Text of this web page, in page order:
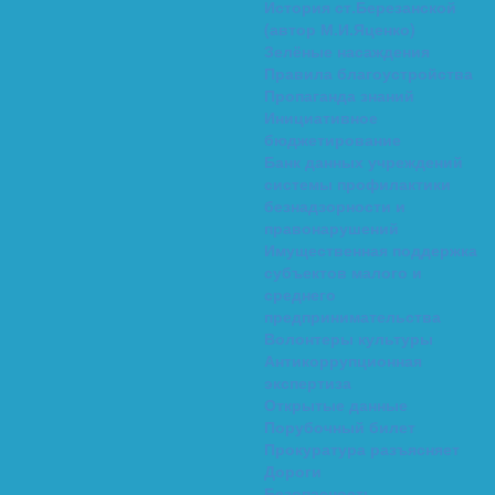
История ст.Березанской
(автор М.И.Яценко)
Зелёные насаждения
Правила благоустройства
Пропаганда знаний
Инициативное
бюджетирование
Банк данных учреждений
системы профилактики
безнадзорности и
правонарушений
Имущественная поддержка
субъектов малого и
среднего
предпринимательства
Волонтеры культуры
Антикоррупционная
экспертиза
Открытые данные
Порубочный билет
Прокуратура разъясняет
Дороги